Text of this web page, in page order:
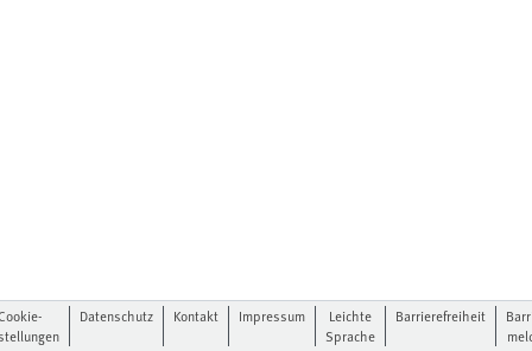
Datenschutz Kontakt Impressum
Leichte
Sprache
Barrierefreiheit